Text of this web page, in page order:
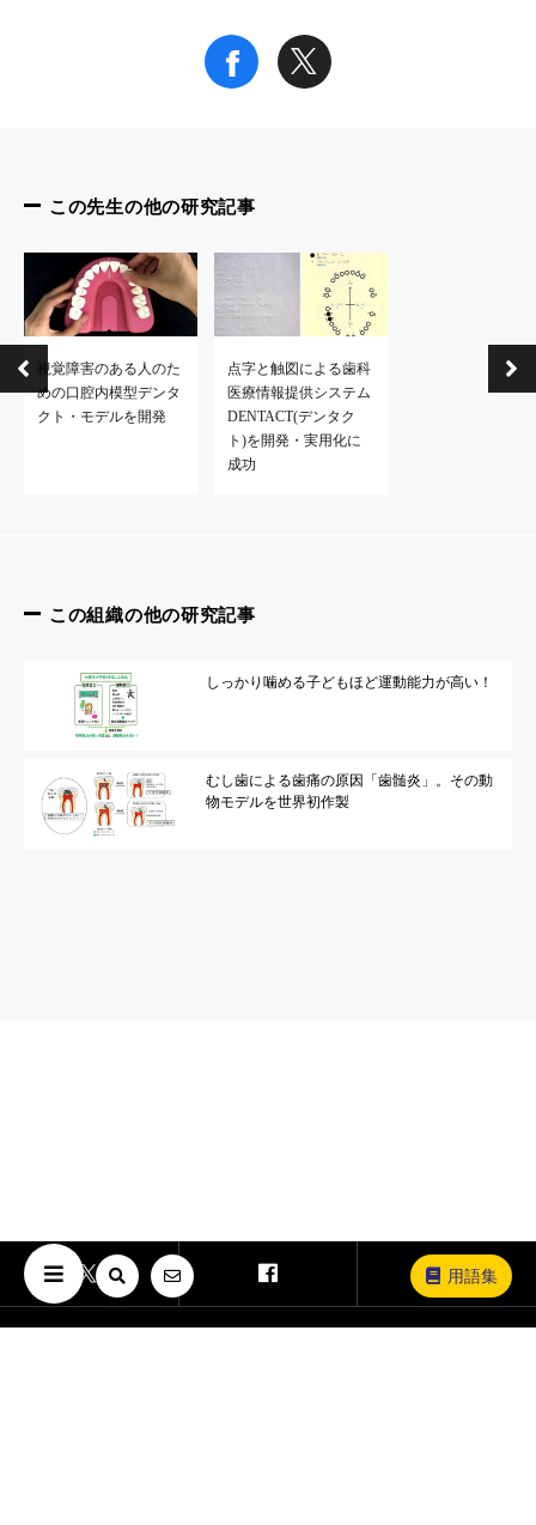
用語集
【タイトル】”Oral splint ameliorates tic symptoms in patients
，橘吉寿 2，秋山茂久
5. 京都大学霊長類研究所分子生理研究部門統合脳システム分野
7. 大阪大学大学院歯学研究科口腔解剖学第二教室
この先生の他の研究記事
視覚障害のある人のた
めの口腔内模型デンタ
クト・モデルを開発
点字と触図による歯科
医療情報提供システム
DENTACT(デンタク
ト)を開発・実用化に
成功
この組織の他の研究記事
しっかり噛める子どもほど運動能力が高い！
むし歯による歯痛の原因「歯髄炎」。その動
物モデルを世界初作製